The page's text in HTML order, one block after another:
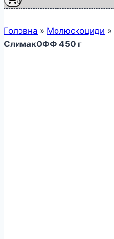
0
Головна » Молюскоциди »
СлимакОФФ 450 г